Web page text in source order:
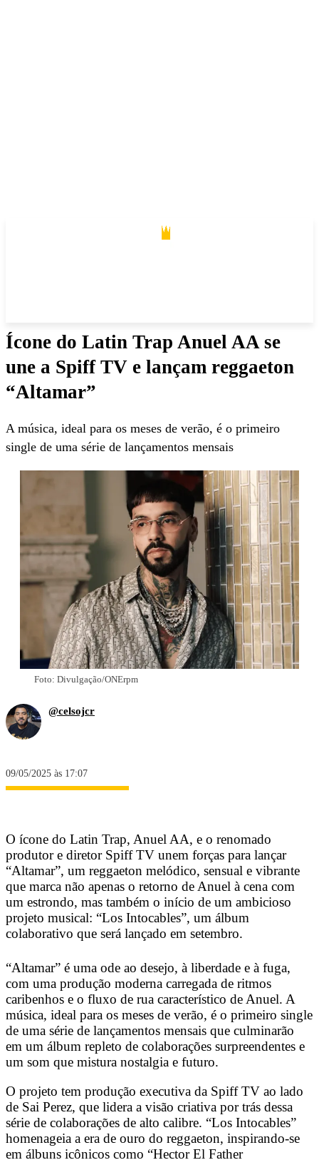
Ícone do Latin Trap Anuel AA se
une a Spiff TV e lançam reggaeton
“Altamar”
A música, ideal para os meses de verão, é o primeiro
single de uma série de lançamentos mensais
Foto: Divulgação/ONErpm
@celsojcr
09/05/2025 às 17:07
O ícone do Latin Trap, Anuel AA, e o renomado
produtor e diretor Spiff TV unem forças para lançar
“Altamar”, um reggaeton melódico, sensual e vibrante
que marca não apenas o retorno de Anuel à cena com
um estrondo, mas também o início de um ambicioso
projeto musical: “Los Intocables”, um álbum
colaborativo que será lançado em setembro.
“Altamar” é uma ode ao desejo, à liberdade e à fuga,
com uma produção moderna carregada de ritmos
caribenhos e o fluxo de rua característico de Anuel. A
música, ideal para os meses de verão, é o primeiro single
de uma série de lançamentos mensais que culminarão
em um álbum repleto de colaborações surpreendentes e
um som que mistura nostalgia e futuro.
O projeto tem produção executiva da Spiff TV ao lado
de Sai Perez, que lidera a visão criativa por trás dessa
série de colaborações de alto calibre. “Los Intocables”
homenageia a era de ouro do reggaeton, inspirando-se
em álbuns icônicos como “Hector El Father